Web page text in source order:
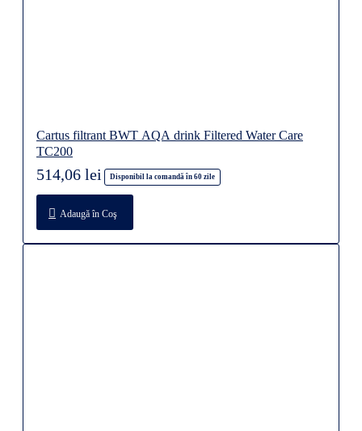
Cartus filtrant BWT AQA drink Filtered Water Care
TC200
Disponibil la comandă în 60 zile
514,06 lei
Adaugă în Coş